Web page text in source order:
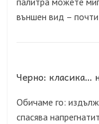
външен вид –
Черно: класика…
Обичаме го:
спасява